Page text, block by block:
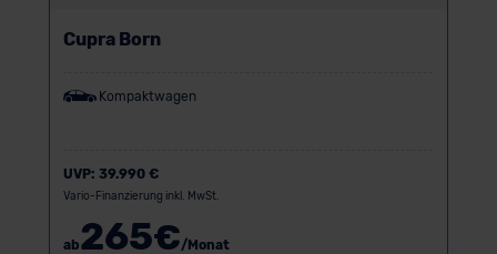
Cupra Born
Kompaktwagen
UVP: 39.990 €
Vario-Finanzierung inkl. MwSt.
ab265€/Monat